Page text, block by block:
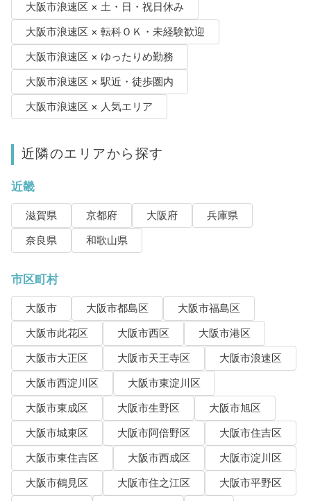
大阪市浪速区 × 土・日・祝日休み
大阪市浪速区 × 転科ＯＫ・未経験歓迎
大阪市浪速区 × ゆったりめ勤務
大阪市浪速区 × 駅近・徒歩圏内
大阪市浪速区 × 人気エリア
近隣のエリアから探す
近畿
滋賀県 京都府 大阪府
兵庫県
奈良県
和歌山県
市区町村
大阪市 大阪市都島区
大阪市福島区
大阪市此花区
大阪市西区
大阪市港区
大阪市大正区
大阪市天王寺区
大阪市浪速区
大阪市西淀川区
大阪市東淀川区
大阪市東成区
大阪市生野区
大阪市旭区
大阪市城東区
大阪市阿倍野区
大阪市住吉区
大阪市東住吉区
大阪市西成区
大阪市淀川区
大阪市鶴見区
大阪市住之江区
大阪市平野区